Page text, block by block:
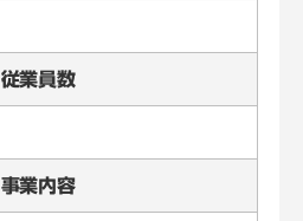
従業員数
事業内容